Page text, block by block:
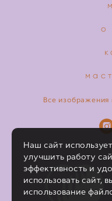
о
Все
Наш сайт
улучшить работу
эффективность и
использовать сайт,
использование